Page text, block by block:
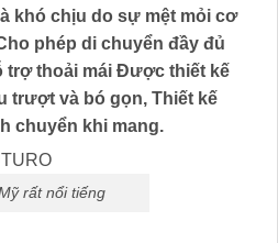
khó chịu do sự mệt mỏi cơ
phép di chuyển đầy đủ
trợ thoải mái Được thiết kế
trượt và bó gọn, Thiết kế
chuyển khi mang.
rất nổi tiếng